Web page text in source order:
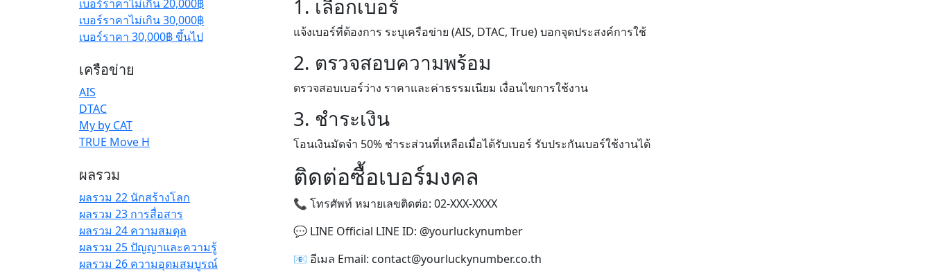
เบอร์ราคาไม่เกิน 20,000฿
เบอร์ราคาไม่เกิน 30,000฿
เบอร์ราคา 30,000฿ ขึ้นไป
เครือข่าย
AIS
DTAC
My by CAT
TRUE Move H
ผลรวม
ผลรวม 22 นักสร้างโลก
ผลรวม 23 การสื่อสาร
ผลรวม 24 ความสมดุล
ผลรวม 25 ปัญญาและความรู้
ผลรวม 26 ความอุดมสมบูรณ์
1. เลือกเบอร์
แจ้งเบอร์ที่ต้องการ ระบุเครือข่าย (AIS, DTAC, True) บอกจุดประสงค์การใช้
2. ตรวจสอบความพร้อม
ตรวจสอบเบอร์ว่าง ราคาและค่าธรรมเนียม เงื่อนไขการใช้งาน
3. ชำระเงิน
โอนเงินมัดจำ 50% ชำระส่วนที่เหลือเมื่อได้รับเบอร์ รับประกันเบอร์ใช้งานได้
ติดต่อซื้อเบอร์มงคล
📞 โทรศัพท์ หมายเลขติดต่อ: 02-XXX-XXXX
💬 LINE Official LINE ID: @yourluckynumber
📧 อีเมล Email: contact@yourluckynumber.co.th